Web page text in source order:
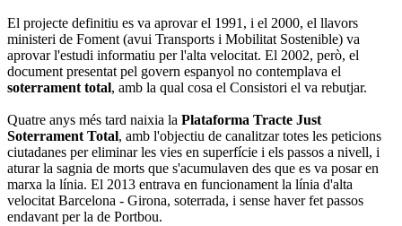
El projecte definitiu es va aprovar el 1991, i el 2000, el llavors
ministeri de Foment (avui Transports i Mobilitat Sostenible) va
aprovar l'estudi informatiu per l'alta velocitat. El 2002, però, el
document presentat pel govern espanyol no contemplava el
soterrament total, amb la qual cosa el Consistori el va rebutjar.
Quatre anys més tard naixia la Plataforma Tracte Just
Soterrament Total, amb l'objectiu de canalitzar totes les peticions
ciutadanes per eliminar les vies en superfície i els passos a nivell, i
aturar la sagnia de morts que s'acumulaven des que es va posar en
marxa la línia. El 2013 entrava en funcionament la línia d'alta
velocitat Barcelona - Girona, soterrada, i sense haver fet passos
endavant per la de Portbou.